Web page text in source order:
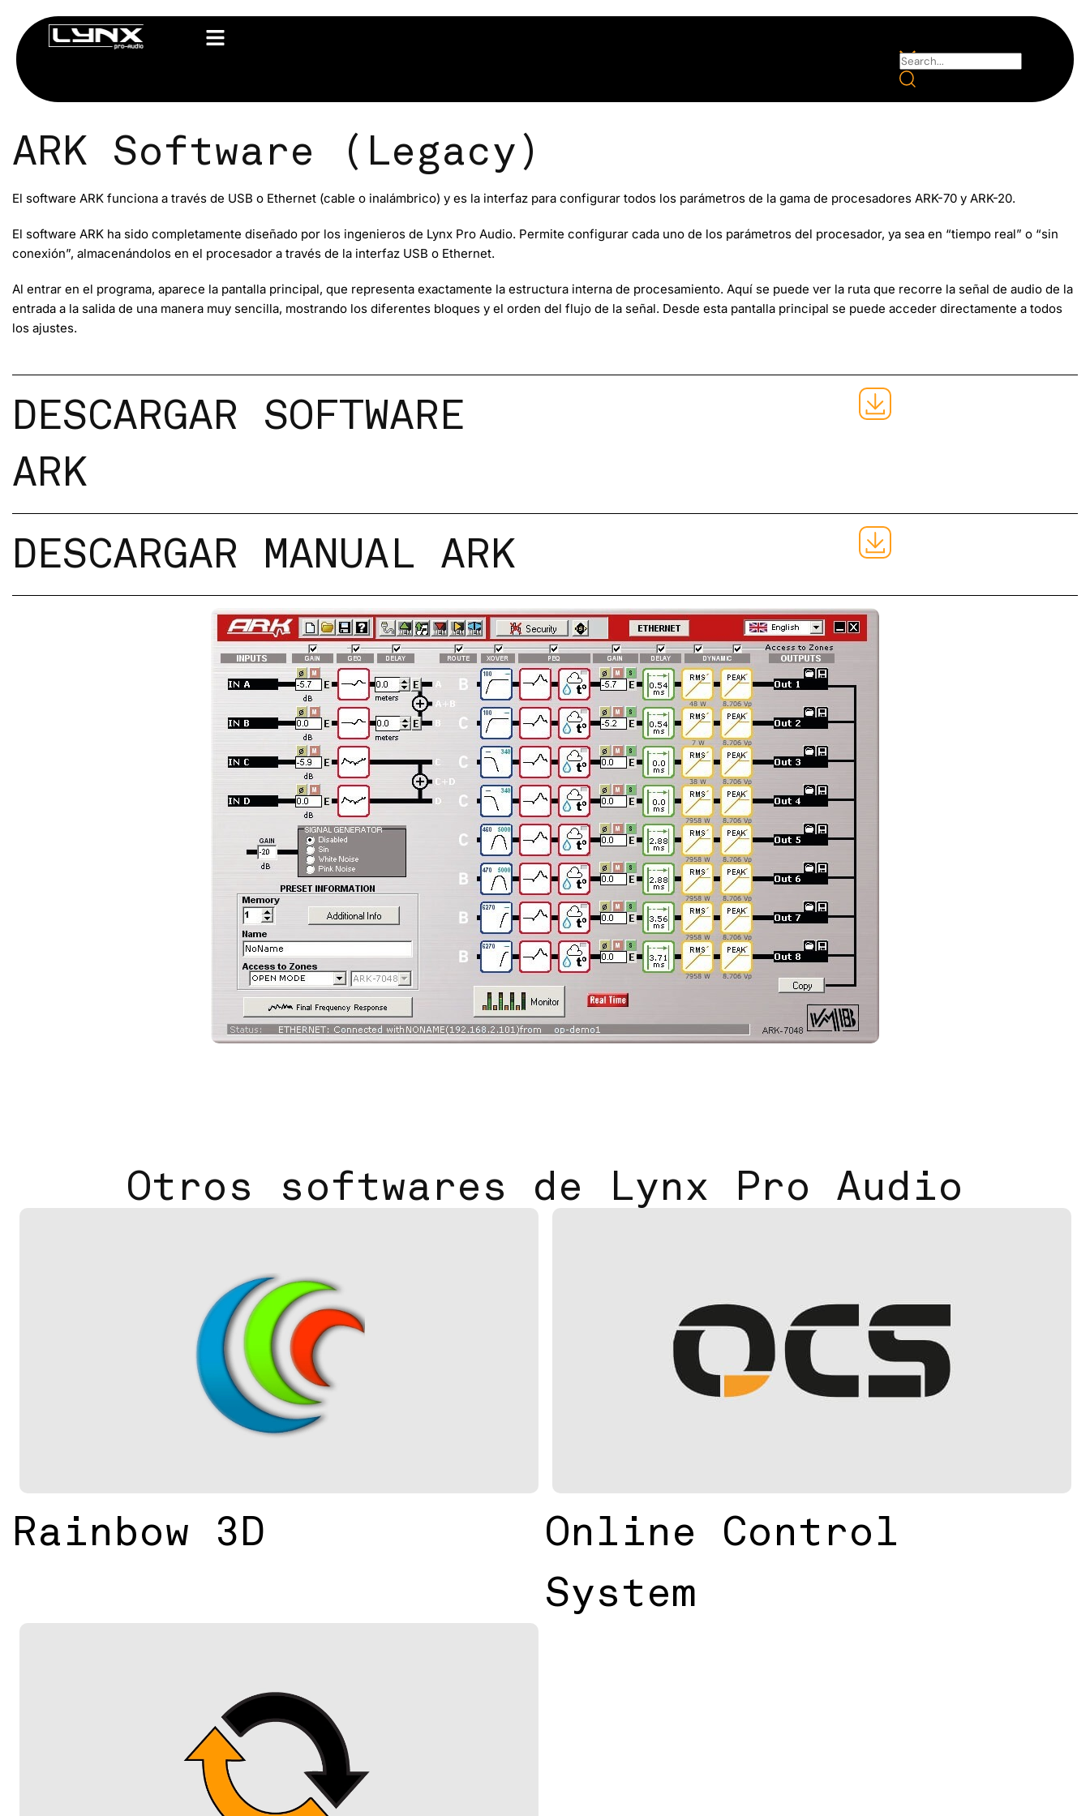
ARK Software (Legacy)
El software ARK funciona a través de USB o Ethernet (cable o inalámbrico) y es la interfaz para configurar todos los parámetros de la gama de procesadores ARK-70 y ARK-20.
El software ARK ha sido completamente diseñado por los ingenieros de Lynx Pro Audio. Permite configurar cada uno de los parámetros del procesador, ya sea en “tiempo real” o “sin
conexión”, almacenándolos en el procesador a través de la interfaz USB o Ethernet.
Al entrar en el programa, aparece la pantalla principal, que representa exactamente la estructura interna de procesamiento. Aquí se puede ver la ruta que recorre la señal de audio de la
entrada a la salida de una manera muy sencilla, mostrando los diferentes bloques y el orden del flujo de la señal. Desde esta pantalla principal se puede acceder directamente a todos
los ajustes.
DESCARGAR SOFTWARE
ARK
DESCARGAR MANUAL ARK
Otros softwares de Lynx Pro Audio
Rainbow 3D
Online Control
System